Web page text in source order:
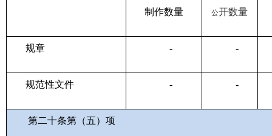
制作数量 公开数量
规章 - -
规范性文件 - -
第二十条第（五）项